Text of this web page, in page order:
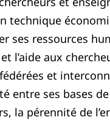
technique
ses ressources
l’aide aux
et
entre ses bases
la pérennité de